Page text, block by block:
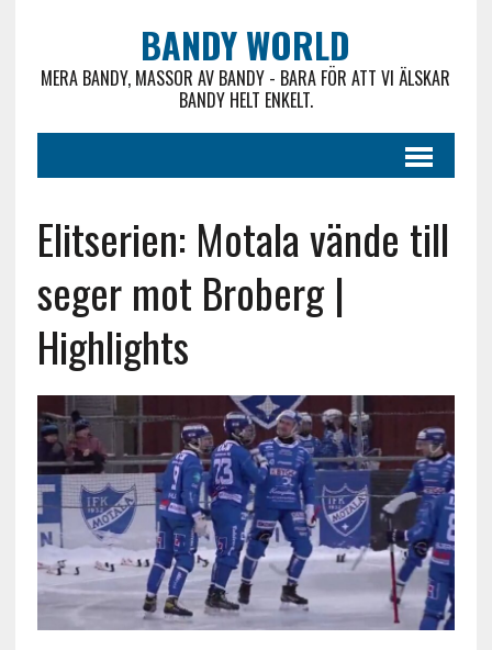
BANDY WORLD
MERA BANDY, MASSOR AV BANDY - BARA FÖR ATT VI ÄLSKAR
BANDY HELT ENKELT.
Elitserien: Motala vände till
seger mot Broberg |
Highlights